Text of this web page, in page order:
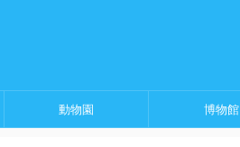
動物園 博物館